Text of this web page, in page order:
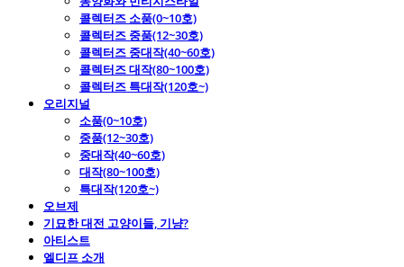
콜렉터즈 소품(0~10호)
콜렉터즈 중품(12~30호)
콜렉터즈 중대작(40~60호)
콜렉터즈 대작(80~100호)
콜렉터즈 특대작(120호~)
오리지널
소품(0~10호)
중품(12~30호)
중대작(40~60호)
대작(80~100호)
특대작(120호~)
오브제
기묘한 대전 고양이들, 기냥?
아티스트
엘디프 소개